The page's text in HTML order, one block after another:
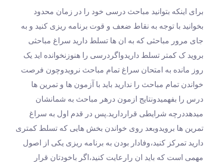
برای اینکه بتوانید مباحث درسی خود را در زمان محدود
جای مرور مباحثی که به ان ها تسلط دارید سراغ مباحثی
بروید ک کمتر تسلط داریدواگردرسی را هنوزنخوانده اید یک
روز مانده به امتحان سراغ تمام مباحث نرویدوچون فرصت
خواندن تمام مباحث را ندارید باید با آزمون ها و تمرین ها
درس را بفهمیدونتایج ازمون درهر مباحث به شمانشان
میدهددرچه شرایطی قراردارید.پس در قدم اول به سراغ
تمرین ها برویدوبعد روی خواندن بخش هایی که تسلط کمتری
دارید تمرکز کنید،وفادار بودن به برنامه ریزی یکی از اصول
مهمی است که باید ان رارعایت کنید،اگر باخودتان قرار